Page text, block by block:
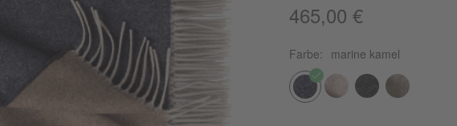
465,00 €
Farbe: marine kamel